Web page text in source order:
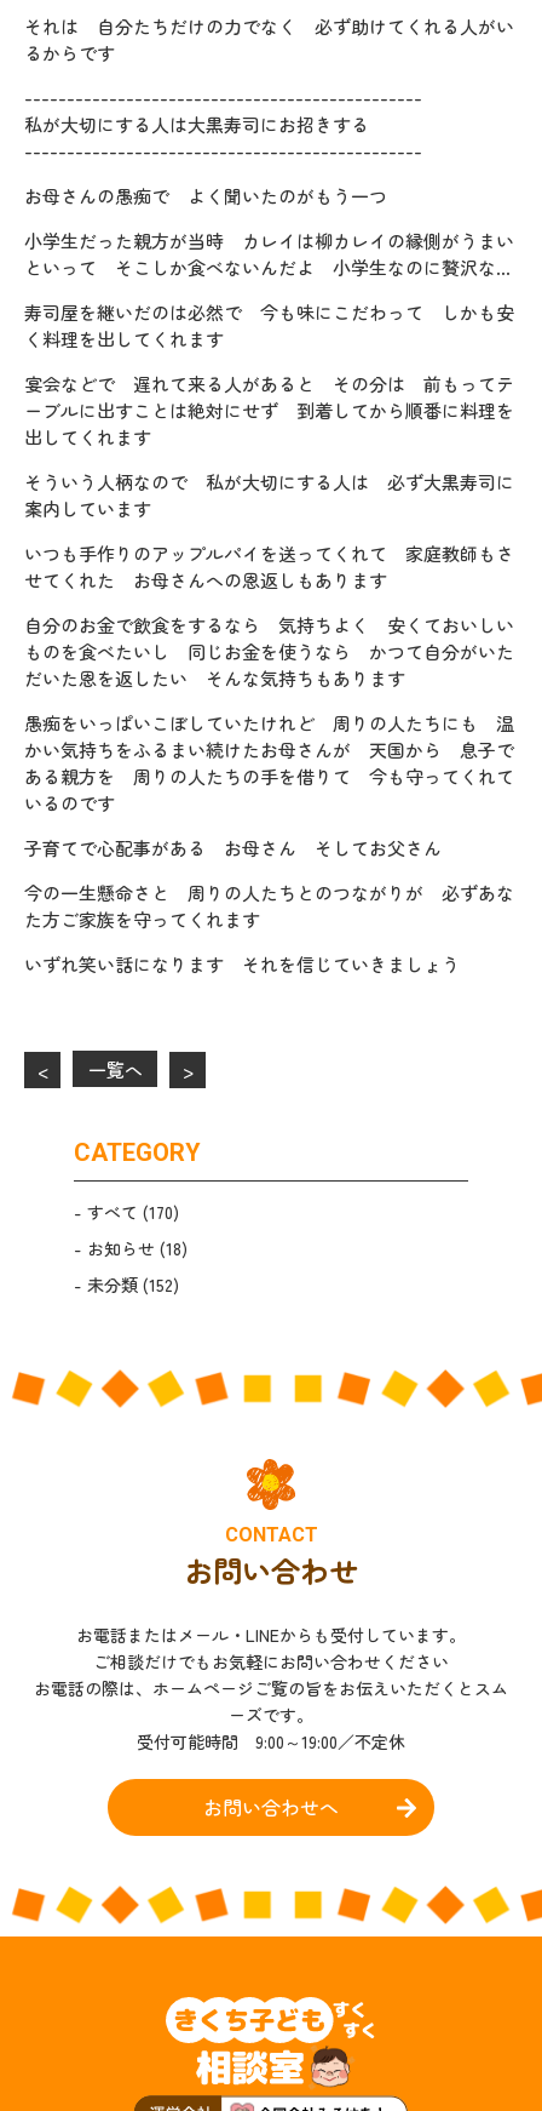
それは 自分たちだけの力でなく 必ず助けてくれる人がい
るからです
-----------------------------------------------
私が大切にする人は大黒寿司にお招きする
-----------------------------------------------
お母さんの愚痴で よく聞いたのがもう一つ
小学生だった親方が当時 カレイは柳カレイの縁側がうまい
といって そこしか食べないんだよ 小学生なのに贅沢な…
寿司屋を継いだのは必然で 今も味にこだわって しかも安
く料理を出してくれます
宴会などで 遅れて来る人があると その分は 前もってテ
ーブルに出すことは絶対にせず 到着してから順番に料理を
出してくれます
そういう人柄なので 私が大切にする人は 必ず大黒寿司に
案内しています
いつも手作りのアップルパイを送ってくれて 家庭教師もさ
せてくれた お母さんへの恩返しもあります
自分のお金で飲食をするなら 気持ちよく 安くておいしい
ものを食べたいし 同じお金を使うなら かつて自分がいた
だいた恩を返したい そんな気持ちもあります
愚痴をいっぱいこぼしていたけれど 周りの人たちにも 温
かい気持ちをふるまい続けたお母さんが 天国から 息子で
ある親方を 周りの人たちの手を借りて 今も守ってくれて
いるのです
子育てで心配事がある お母さん そしてお父さん
今の一生懸命さと 周りの人たちとのつながりが 必ずあな
た方ご家族を守ってくれます
いずれ笑い話になります それを信じていきましょう
< 一覧へ >
CATEGORY
すべて (170)
お知らせ (18)
未分類(152)
CONTACT
お問い合わせ
お電話またはメール・LINEからも受付しています。
ご相談だけでもお気軽にお問い合わせください
お電話の際は、ホームページご覧の旨をお伝えいただくとスム
ーズです。
受付可能時間 9:00～19:00／不定休
お問い合わせへ